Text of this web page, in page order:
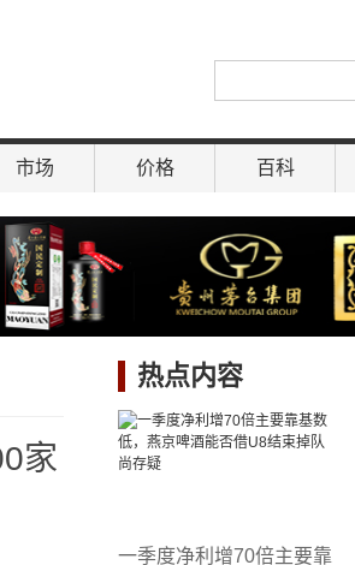
市场 价格 百科
家
热点内容
一季度净利增70倍主要靠